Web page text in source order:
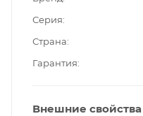
Серия
Страна
Гарантия
Внешние свойства